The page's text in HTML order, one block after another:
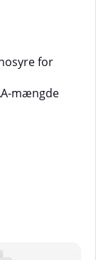
for
mængde
fra
og er